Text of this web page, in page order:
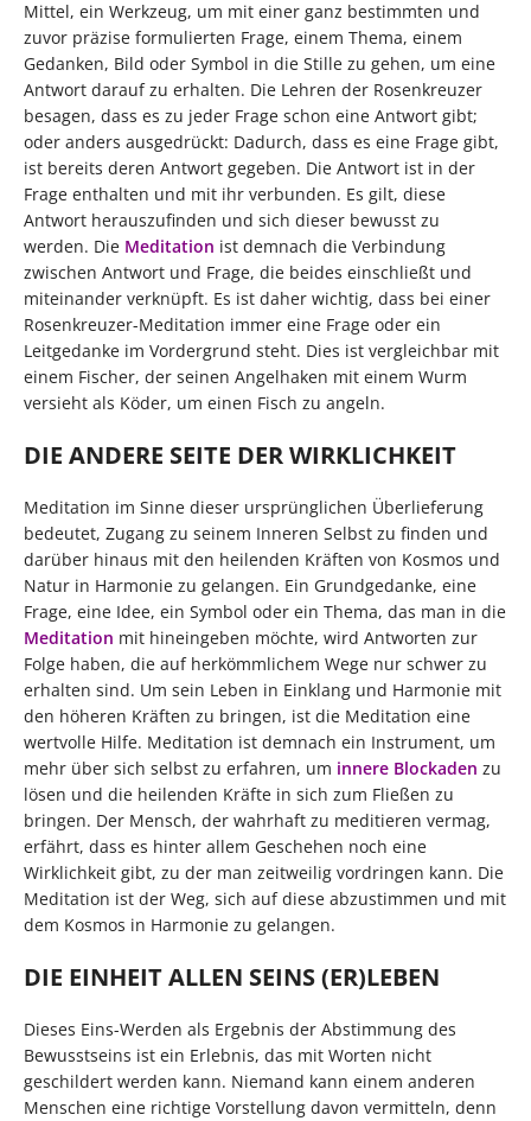
Mittel, ein Werkzeug, um mit einer ganz bestimmten und
zuvor präzise formulierten Frage, einem Thema, einem
Gedanken, Bild oder Symbol in die Stille zu gehen, um eine
Antwort darauf zu erhalten. Die Lehren der Rosenkreuzer
besagen, dass es zu jeder Frage schon eine Antwort gibt;
oder anders ausgedrückt: Dadurch, dass es eine Frage gibt,
ist bereits deren Antwort gegeben. Die Antwort ist in der
Frage enthalten und mit ihr verbunden. Es gilt, diese
Antwort herauszufinden und sich dieser bewusst zu
werden. Die Meditation ist demnach die Verbindung
zwischen Antwort und Frage, die beides einschließt und
miteinander verknüpft. Es ist daher wichtig, dass bei einer
Rosenkreuzer-Meditation immer eine Frage oder ein
Leitgedanke im Vordergrund steht. Dies ist vergleichbar mit
einem Fischer, der seinen Angelhaken mit einem Wurm
versieht als Köder, um einen Fisch zu angeln.
DIE ANDERE SEITE DER WIRKLICHKEIT
Meditation im Sinne dieser ursprünglichen Überlieferung
bedeutet, Zugang zu seinem Inneren Selbst zu finden und
darüber hinaus mit den heilenden Kräften von Kosmos und
Natur in Harmonie zu gelangen. Ein Grundgedanke, eine
Frage, eine Idee, ein Symbol oder ein Thema, das man in die
Meditation mit hineingeben möchte, wird Antworten zur
Folge haben, die auf herkömmlichem Wege nur schwer zu
erhalten sind. Um sein Leben in Einklang und Harmonie mit
den höheren Kräften zu bringen, ist die Meditation eine
wertvolle Hilfe. Meditation ist demnach ein Instrument, um
mehr über sich selbst zu erfahren, um innere Blockaden zu
lösen und die heilenden Kräfte in sich zum Fließen zu
bringen. Der Mensch, der wahrhaft zu meditieren vermag,
erfährt, dass es hinter allem Geschehen noch eine
Wirklichkeit gibt, zu der man zeitweilig vordringen kann. Die
Meditation ist der Weg, sich auf diese abzustimmen und mit
dem Kosmos in Harmonie zu gelangen.
DIE EINHEIT ALLEN SEINS (ER)LEBEN
Dieses Eins-Werden als Ergebnis der Abstimmung des
Bewusstseins ist ein Erlebnis, das mit Worten nicht
geschildert werden kann. Niemand kann einem anderen
Menschen eine richtige Vorstellung davon vermitteln, denn